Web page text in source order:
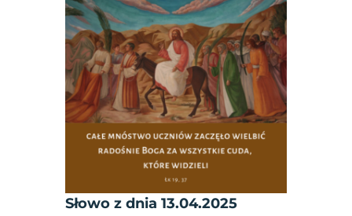
Słowo z dnia 13.04.2025